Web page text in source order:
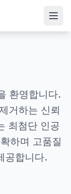
환영합니다.
거하는 신뢰
최첨단 인공
하며 고품질
공합니다.